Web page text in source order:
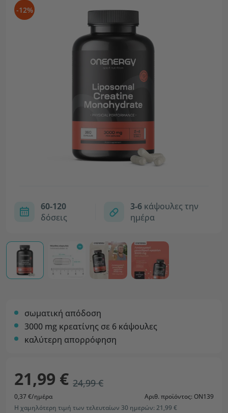
-12%
60-120
δόσεις
3-6 κάψουλες την
ημέρα
σωματική απόδοση
3000 mg κρεατίνης σε 6 κάψουλες
καλύτερη απορρόφηση
21,99 € 24,99 €
0,37 €/ημέρα
Αριθ. προϊόντος: ON139
Η χαμηλότερη τιμή των τελευταίων 30 ημερών: 21,99 €